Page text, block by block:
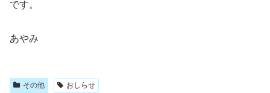
です。
あやみ
その他 おしらせ